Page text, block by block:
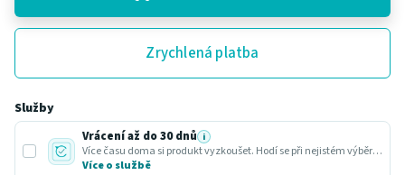
Zrychlená platba
Služby
Vrácení až do 30 dnů i
Více času doma si produkt vyzkoušet. Hodí se při nejistém výběru nebo dárku.
Více o službě